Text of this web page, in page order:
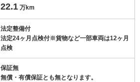
22.1 万km
法定整備付
法定24ヶ月点検付※貨物など一部車両は12ヶ月
点検
保証無
無償・有償保証とも無となります。